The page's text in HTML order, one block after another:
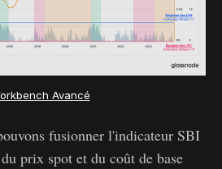
Avancé
fusionner l'indicateur SBI
prix spot et du coût de base